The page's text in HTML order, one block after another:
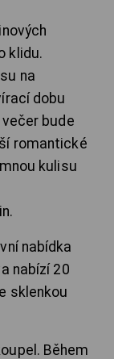
klidu.
na
dobu
bude
romantické
kulisu
nabídka
nabízí 20
sklenkou
Během